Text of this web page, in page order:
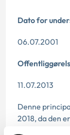
Dato for
06.07.2001
11.07.2013
Denne
2018, da den